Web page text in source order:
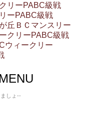
リーPABC級戦
ーPABC級戦
丘ＢＣマンスリー
クリーPABC級戦
ウィークリー
しょ--